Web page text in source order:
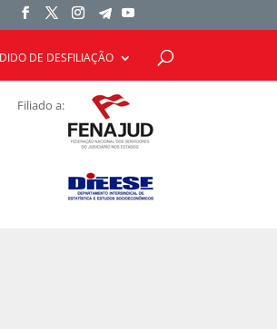
DE DESFILIAÇÃO
Filiado a: